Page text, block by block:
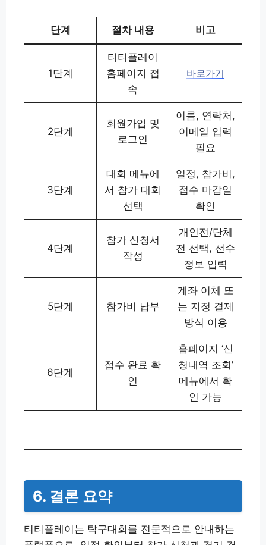
단계 절차 내용 비고
1단계
티티플레이
홈페이지 접
속
바로가기
2단계
회원가입 및
로그인
이름, 연락처,
이메일 입력
필요
3단계
대회 메뉴에
서 참가 대회
선택
일정, 참가비,
접수 마감일
확인
4단계
참가 신청서
작성
개인전/단체
전 선택, 선수
정보 입력
5단계 참가비 납부
계좌 이체 또
는 지정 결제
방식 이용
6단계
접수 완료 확
인
홈페이지 ‘신
청내역 조회’
메뉴에서 확
인 가능
6. 결론 요약
티티플레이는 탁구대회를 전문적으로 안내하는